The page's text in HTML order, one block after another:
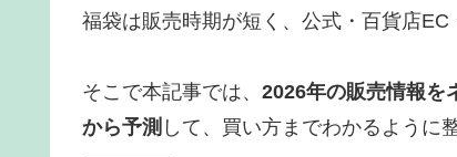
福袋は販売時期が短く、公式・百貨店EC
そこで本記事では、 2026年の販売情報を
から予測 して、買い方までわかるように